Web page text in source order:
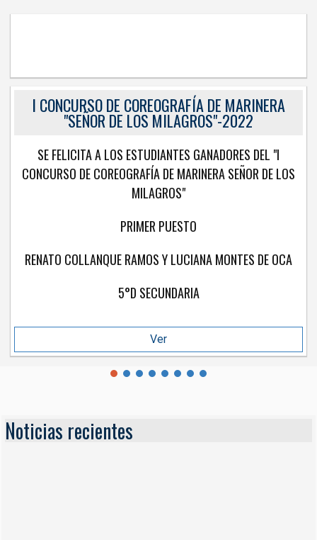
I CONCURSO DE COREOGRAFÍA DE MARINERA
"SEÑOR DE LOS MILAGROS"-2022
SE FELICITA A LOS ESTUDIANTES GANADORES DEL "I
CONCURSO DE COREOGRAFÍA DE MARINERA SEÑOR DE LOS
MILAGROS"
PRIMER PUESTO
RENATO COLLANQUE RAMOS Y LUCIANA MONTES DE OCA
5°D SECUNDARIA
Ver
Noticias recientes